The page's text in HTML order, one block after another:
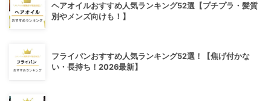
ヘアオイルおすすめ人気ランキング52選【プチプラ・髪質
別やメンズ向けも！】
フライパンおすすめ人気ランキング52選！【焦げ付かな
い・長持ち！2026最新】